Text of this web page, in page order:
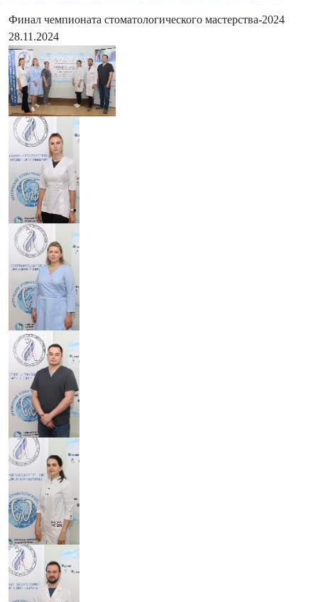
Финал чемпионата стоматологического мастерства-2024
28.11.2024